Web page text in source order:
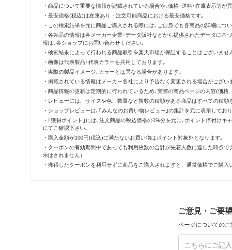
・商品について重要な情報が記載されている場合や､価格･送料･在庫表示等
・最安価格(税込)は在庫あり・注文可能商品における最安価格です｡
・この検索結果を元に商品ご購入される際には､ご自身でも各商品の詳細につ
・各製品の情報は各メーカー企業･データ販社などから提供されたデータに
報は､各ショップにお問い合わせください｡
・検索結果によって行われる商品取引を楽天市場が保証することはございませ
・画像は代表製品･代表カラーを共用しております｡
・実際の製品イメージ､カラーとは異なる場合があります｡
・掲載されている情報はメーカー各社により予告なく変更される場合がござい
・商品情報の更新は定期的に行われているため､実際の商品ページの内容(価
・レビューには、サイズや色、数量など複数の種類がある商品はすべての種
・ショップレビューは､｢みんなのお買い物レビュー｣の集計を元に表示して
・｢獲得ポイント｣には､注文商品の税込価格の1%分を元に､ポイント倍付け
にてご確認下さい｡
・購入金額が100円(税込)に満たないお買い物はポイント対象外となります｡
・クーポンの有効期間中であっても利用枚数の合計が先着人数に達した時点
示はされません）
・獲得したクーポンを利用せずに商品をご購入されますと、通常価格でご購入
ご意見・ご要望
ページについての